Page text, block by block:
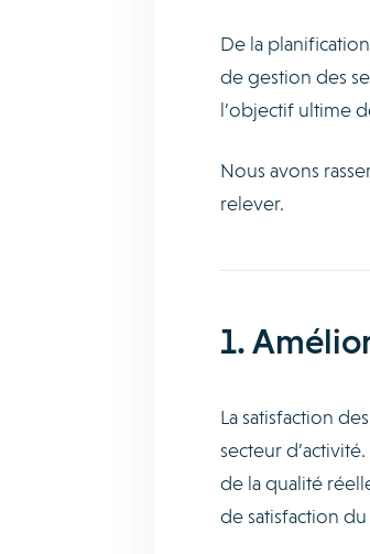
De la
de gestion des
l’objectif ultime
Nous avons
relever.
1.
La satisfaction
secteur
de la qualité
de satisfaction